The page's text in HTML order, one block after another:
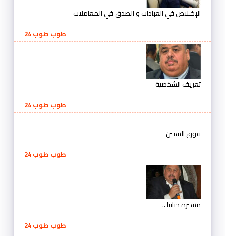
الإخـلاص في العبادات و الصدق في المعاملات
طوب طوب 24
تعريف الشخصية
طوب طوب 24
فوق الستين
طوب طوب 24
مسيرة حياتنا ..
طوب طوب 24